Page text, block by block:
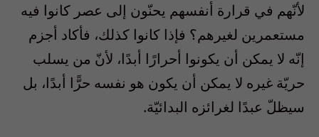
لأنّهم في قرارة أنفسهم يحنّون إلى عصر كانوا فيه
مستعمرين لغيرهم؟ فإذا كانوا كذلك، فأكاد أجزم
إنّه لا يمكن أن يكونوا أحرارًا أبدًا، لأنّ من يسلب
حريّة غيره لا يمكن أن يكون هو نفسه حرًّا أبدًا، بل
سيظلّ عبدًا لغرائزه البدائيّة.